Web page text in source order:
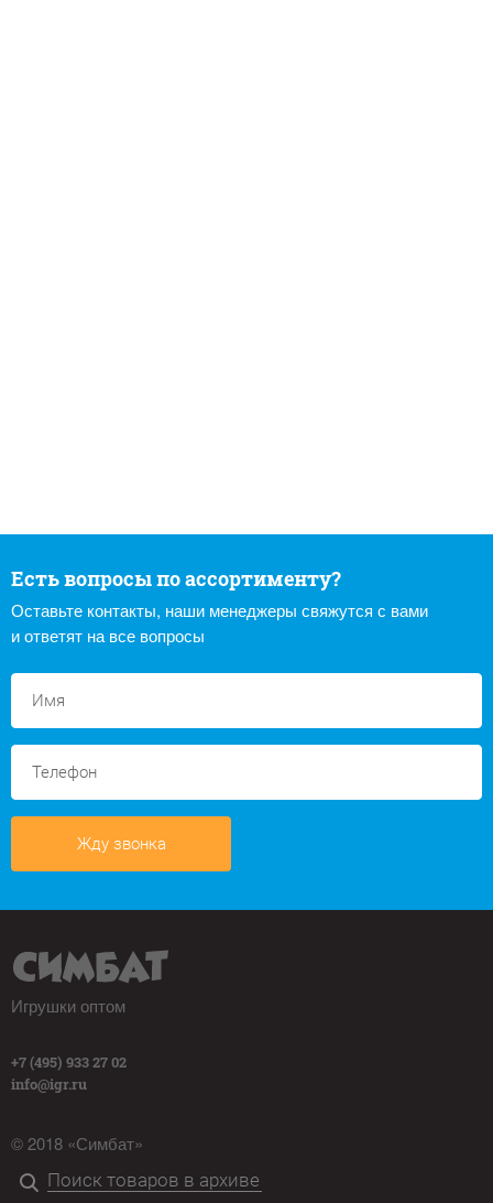
Есть вопросы по ассортименту?
Оставьте контакты, наши менеджеры свяжутся с вами
и ответят на все вопросы
Жду звонка
Игрушки оптом
+7 (495) 933 27 02
info@igr.ru
© 2018 «Симбат»